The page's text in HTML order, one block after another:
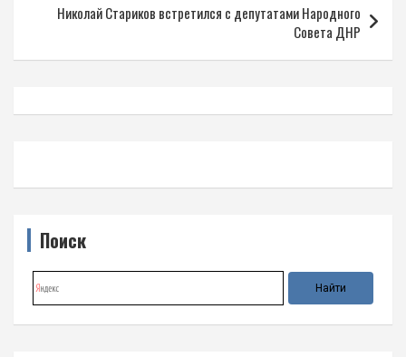
Николай Стариков встретился с депутатами Народного
Совета ДНР
Поиск